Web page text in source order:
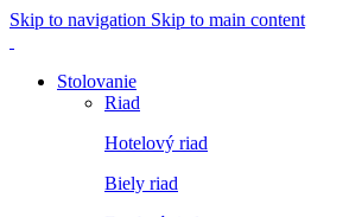
Skip to navigation Skip to main content
Stolovanie
Riad
Hotelový riad
Biely riad